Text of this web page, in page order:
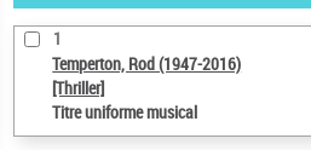
1
Temperton, Rod (1947-2016)
[Thriller]
Titre uniforme musical